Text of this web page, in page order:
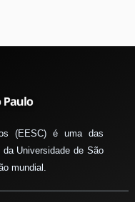
(EESC) é uma das
Universidade de São
mundial.